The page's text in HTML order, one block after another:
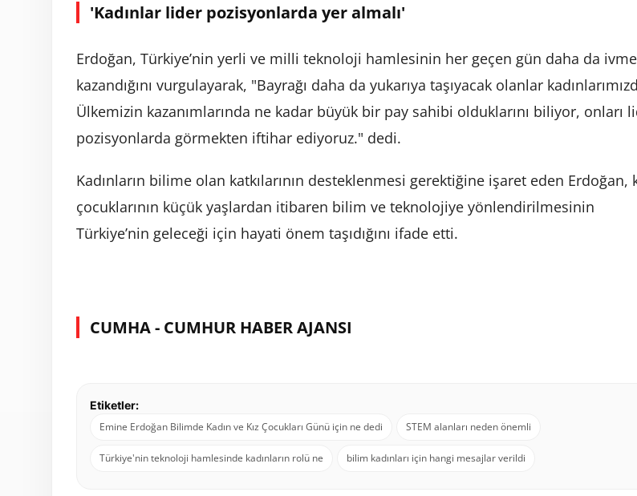
'Kadınlar lider pozisyonlarda yer almalı'
Erdoğan, Türkiye’nin yerli ve milli teknoloji hamlesinin her geçen gün daha da ivme
kazandığını vurgulayarak, "Bayrağı daha da yukarıya taşıyacak olanlar
Ülkemizin kazanımlarında ne kadar büyük bir pay sahibi olduklarını biliyor, onları
pozisyonlarda görmekten iftihar ediyoruz." dedi.
Kadınların bilime olan katkılarının desteklenmesi gerektiğine işaret eden Erdoğan,
çocuklarının küçük yaşlardan itibaren bilim ve teknolojiye yönlendirilmesinin
Türkiye’nin geleceği için hayati önem taşıdığını ifade etti.
CUMHA - CUMHUR HABER AJANSI
Etiketler:
Emine Erdoğan Bilimde Kadın ve Kız Çocukları Günü için ne dedi
STEM alanları neden önemli
Türkiye'nin teknoloji hamlesinde kadınların rolü ne bilim kadınları için hangi mesajlar verildi